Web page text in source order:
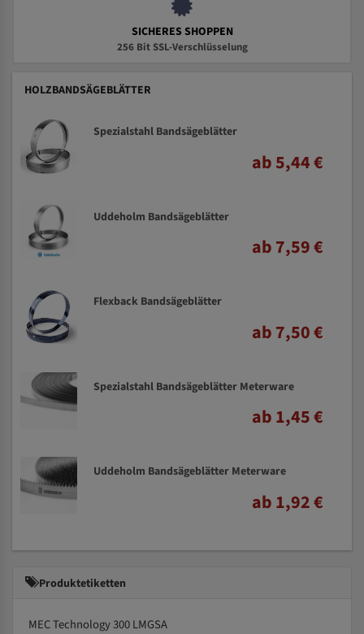
SICHERES SHOPPEN
256 Bit SSL-Verschlüsselung
HOLZBANDSÄGEBLÄTTER
Spezialstahl Bandsägeblätter
ab 5,44 €
Uddeholm Bandsägeblätter
ab 7,59 €
Flexback Bandsägeblätter
ab 7,50 €
Spezialstahl Bandsägeblätter Meterware
ab 1,45 €
Uddeholm Bandsägeblätter Meterware
ab 1,92 €
Produktetiketten
MEC Technology 300 LMGSA